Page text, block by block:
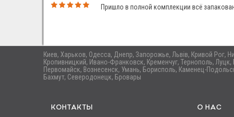
Пришло в полной комплекции всё
Киев, Харьков, Одесса, Днепр, Запорожье, Львів, Кривой
Кропивницкий, Ивано-Франковск, Кременчуг, Тернополь,
Первомайск, Вознесенск, Умань, Борисполь, Каменец-
Бахмут, Северодонецк, Бровары
КОНТАКТЫ О НАС